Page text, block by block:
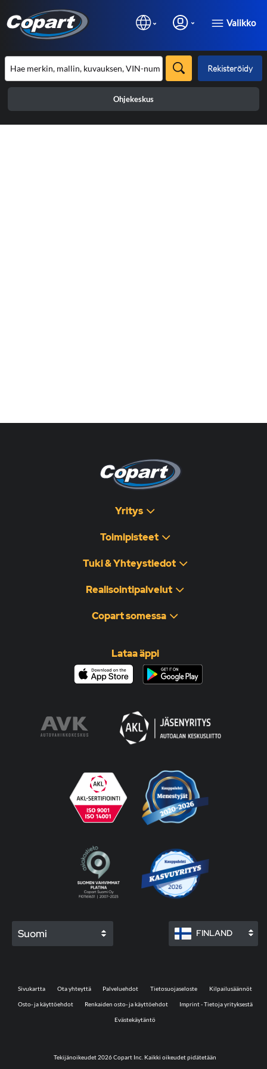
Valikko
Rekisteröidy
Ohjekeskus
Yritys
Toimipisteet
Tuki & Yhteystiedot
Realisointipalvelut
Copart somessa
Lataa äppi
Suomi FINLAND
Tekijänoikeudet 2026 Copart Inc. Kaikki oikeudet pidätetään
Sivukartta Ota yhteyttä Palveluehdot Tietosuojaseloste Kilpailusäännöt
Osto- ja käyttöehdot Renkaiden osto- ja käyttöehdot Imprint - Tietoja yrityksestä
Evästekäytäntö